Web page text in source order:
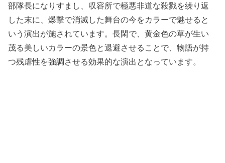
部隊長になりすまし、収容所で極悪非道な殺戮を繰り返
した末に、爆撃で消滅した舞台の今をカラーで魅せると
いう演出が施されています。長閑で、黄金色の草が生い
茂る美しいカラーの景色と退避させることで、物語が持
つ残虐性を強調させる効果的な演出となっています。